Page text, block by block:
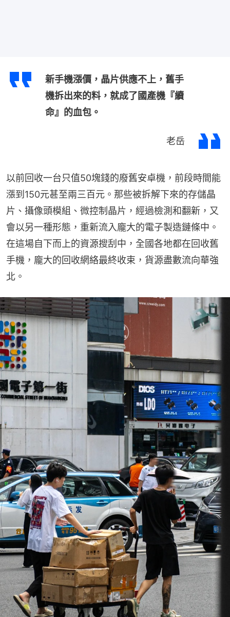
新手機漲價，晶片供應不上，舊手
機拆出來的料，就成了國產機『續
命』的血包。
老岳
以前回收一台只值50塊錢的廢舊安卓機，前段時間能
漲到150元甚至兩三百元。那些被拆解下來的存儲晶
片、攝像頭模組、微控制晶片，經過檢測和翻新，又
會以另一種形態，重新流入龐大的電子製造鏈條中。
在這場自下而上的資源搜刮中，全國各地都在回收舊
手機，龐大的回收網絡最終收束，貨源盡數流向華強
北。